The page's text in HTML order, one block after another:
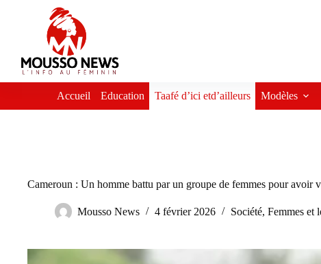
Accueil Education Taafé d’ici etd’ailleurs Modèles
Cameroun : Un homme battu par un groupe de femmes pour avoir
Mousso News 4 février 2026 Société, Femmes et